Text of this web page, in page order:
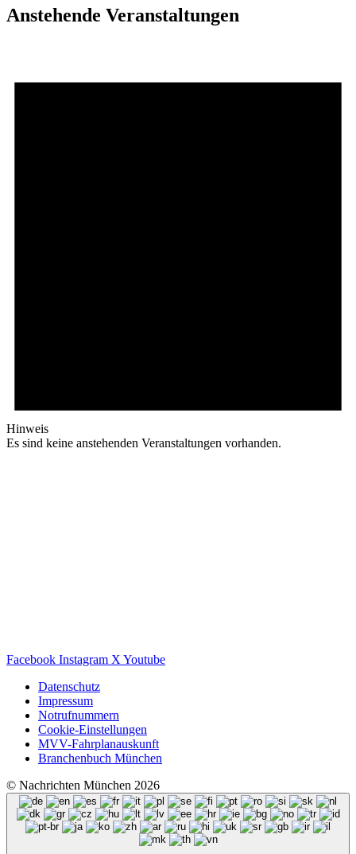
Anstehende Veranstaltungen
Hinweis
Es sind keine anstehenden Veranstaltungen vorhanden.
Facebook Instagram X Youtube
Datenschutz
Impressum
Notrufnummern
Cookie-Einstellungen
MVV-Fahrplanauskunft
Branchenbuch München
© Nachrichten München 2026